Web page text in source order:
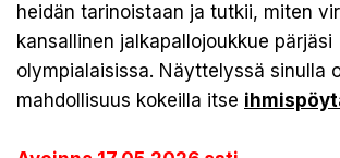
heidän tarinoistaan ja tutkii, miten
kansallinen jalkapallojoukkue pärjäsi
olympialaisissa. Näyttelyssä sinulla
mahdollisuus kokeilla itse